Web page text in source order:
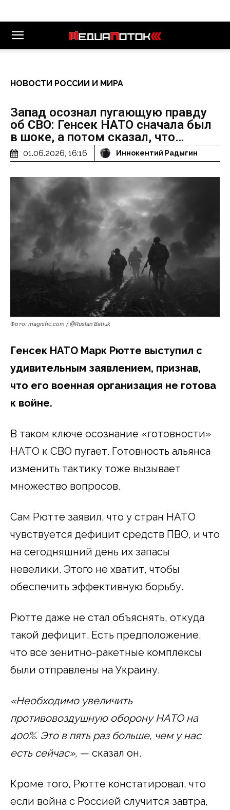
НОВОСТИ РОССИИ И МИРА
Запад осознал пугающую правду
об СВО: Генсек НАТО сначала был
в шоке, а потом сказал, что…
01.06.2026, 16:16 Иннокентий Радыгин
Фото: magnific.com / @Ruslan Batiuk
Генсек НАТО Марк Рютте выступил с
удивительным заявлением, признав,
что его военная организация не готова
к войне.
В таком ключе осознание «готовности»
НАТО к СВО пугает. Готовность альянса
изменить тактику тоже вызывает
множество вопросов.
Сам Рютте заявил, что у стран НАТО
чувствуется дефицит средств ПВО, и что
на сегодняшний день их запасы
невелики. Этого не хватит, чтобы
обеспечить эффективную борьбу.
Рютте даже не стал объяснять, откуда
такой дефицит. Есть предположение,
что все зенитно-ракетные комплексы
были отправлены на Украину.
«Необходимо увеличить
противовоздушную оборону НАТО на
400%. Это в пять раз больше, чем у нас
есть сейчас», — сказал он.
Кроме того, Рютте констатировал, что
если война с Россией случится завтра,